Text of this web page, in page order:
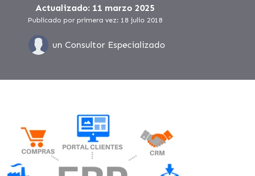
Actualizado: 11 marzo 2025
Publicado por primera vez: 18 julio 2018
un Consultor Especializado